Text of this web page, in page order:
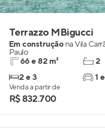
Terrazzo MBigucci
Em construçãona Vila
Paulo
66 e 82 m²
2 e 3
2
1
Venda a partir de
R$ 832.700